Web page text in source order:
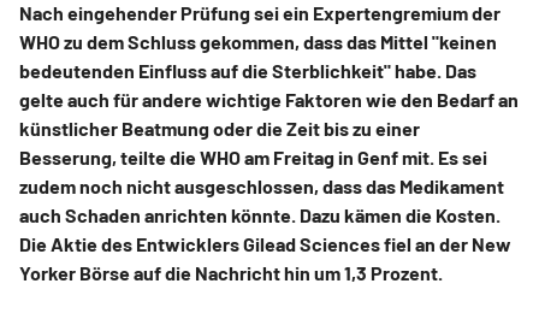
Nach eingehender Prüfung sei ein Expertengremium der
WHO zu dem Schluss gekommen, dass das Mittel "keinen
bedeutenden Einfluss auf die Sterblichkeit" habe. Das
gelte auch für andere wichtige Faktoren wie den Bedarf an
künstlicher Beatmung oder die Zeit bis zu einer
Besserung, teilte die WHO am Freitag in Genf mit. Es sei
zudem noch nicht ausgeschlossen, dass das Medikament
auch Schaden anrichten könnte. Dazu kämen die Kosten.
Die Aktie des Entwicklers Gilead Sciences fiel an der New
Yorker Börse auf die Nachricht hin um 1,3 Prozent.